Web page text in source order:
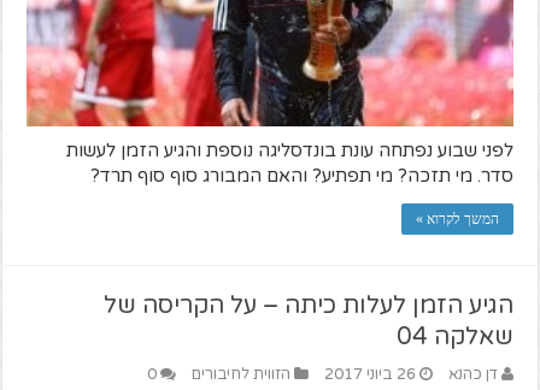
לפני שבוע נפתחה עונת בונדסליגה נוספת והגיע הזמן לעשות
סדר. מי תזכה? מי תפתיע? והאם המבורג סוף סוף תרד?
המשך לקרוא »
הגיע הזמן לעלות כיתה – על הקריסה של
שאלקה 04
דן כהנא 26 ביוני 2017 הזווית לחיבורים 0